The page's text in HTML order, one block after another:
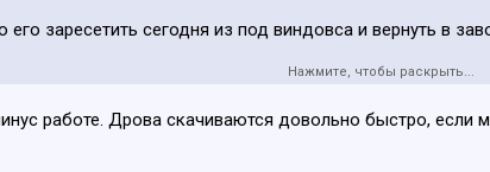
заресетить сегодня из под виндовса и вернуть в
T430 или Т330 покупал вроде, может они могут
Нажмите, чтобы раскрыть...
работе. Дрова скачиваются довольно быстро,